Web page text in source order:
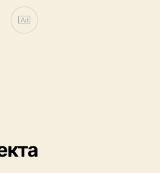
Ad